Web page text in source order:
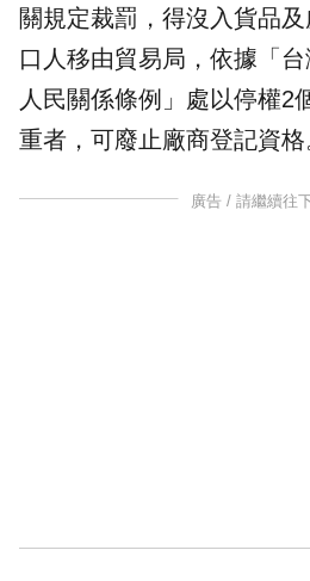
關規定裁罰，得沒入貨品
口人移由貿易局，依據「
人民關係條例」處以停權2
重者，可廢止廠商登記資格
廣告 / 請繼續往